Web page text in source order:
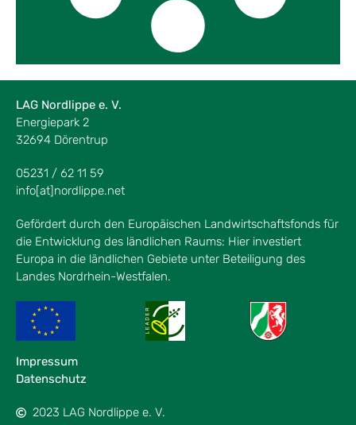
LAG Nordlippe e. V.
Energiepark 2
32694 Dörentrup
05231 / 62 11 59
info[at]nordlippe.net
Gefördert durch den Europäischen Landwirtschaftsfonds für
die Entwicklung des ländlichen Raums: Hier investiert
Europa in die ländlichen Gebiete unter Beteiligung des
Landes Nordrhein-Westfalen.
Impressum
Datenschutz
2023 LAG Nordlippe e. V.